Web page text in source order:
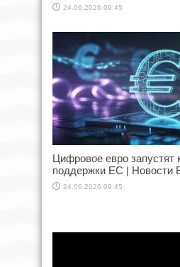
24.06.2026 09:45
Цифровое евро запустят
поддержки ЕС | Новости
24.06.2026 09:45